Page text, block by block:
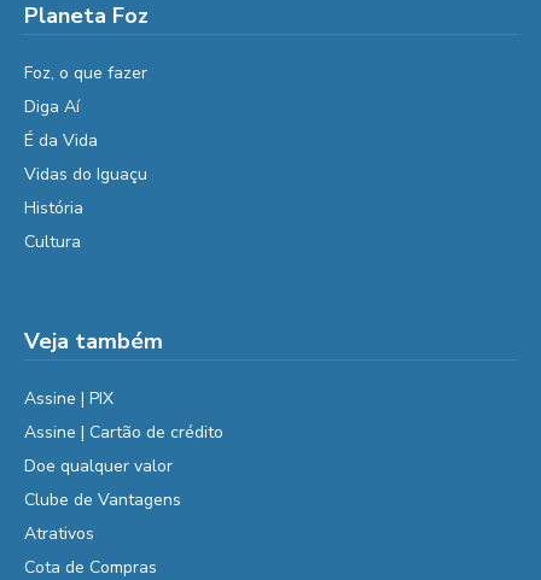
Planeta Foz
Foz, o que fazer
Diga Aí
É da Vida
Vidas do Iguaçu
História
Cultura
Veja também
Assine | PIX
Assine | Cartão de crédito
Doe qualquer valor
Clube de Vantagens
Atrativos
Cota de Compras